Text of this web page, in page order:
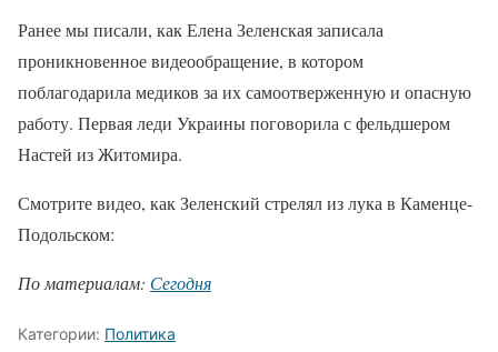
Ранее мы писали, как Елена Зеленская записала
проникновенное видеообращение, в котором
поблагодарила медиков за их самоотверженную и опасную
работу. Первая леди Украины поговорила с фельдшером
Настей из Житомира.
Смотрите видео, как Зеленский стрелял из лука в Каменце-
Подольском:
По материалам: Сегодня
Категории: Политика